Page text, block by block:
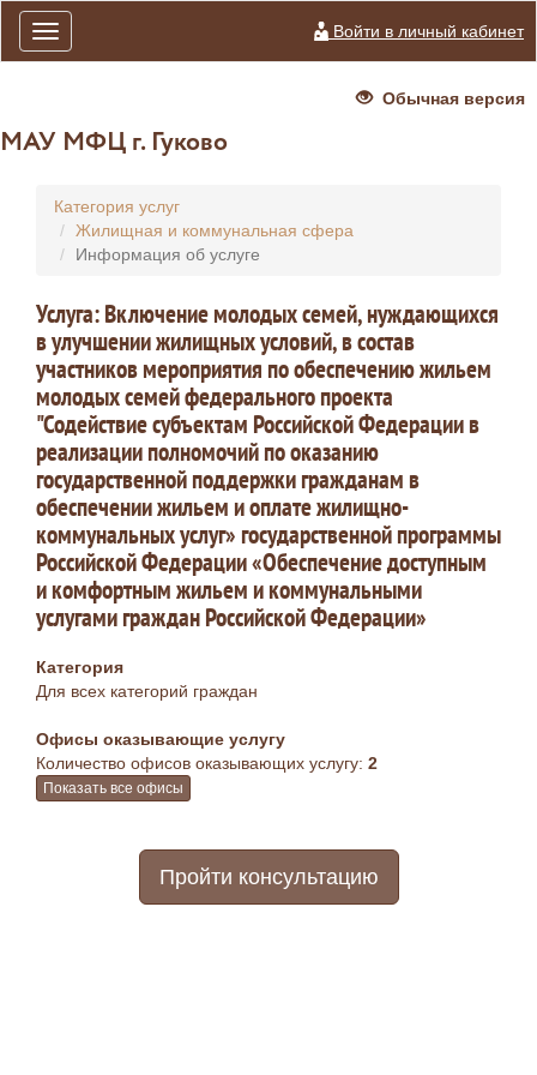
Toggle
navigation
Войти в личный кабинет
Обычная версия
МАУ МФЦ г. Гуково
Категория услуг
Жилищная и коммунальная сфера
Информация об услуге
Услуга: Включение молодых семей, нуждающихся
в улучшении жилищных условий, в состав
участников мероприятия по обеспечению жильем
молодых семей федерального проекта
"Содействие субъектам Российской Федерации в
реализации полномочий по оказанию
государственной поддержки гражданам в
обеспечении жильем и оплате жилищно-
коммунальных услуг» государственной программы
Российской Федерации «Обеспечение доступным
и комфортным жильем и коммунальными
услугами граждан Российской Федерации»
Категория
Для всех категорий граждан
Офисы оказывающие услугу
Количество офисов оказывающих услугу: 2
Показать все офисы
Пройти консультацию